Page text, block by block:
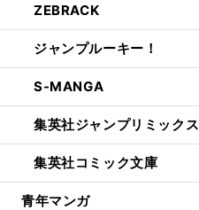
ZEBRACK
ジャンプルーキー！
S-MANGA
集英社ジャンプリミックス
集英社コミック文庫
青年マンガ